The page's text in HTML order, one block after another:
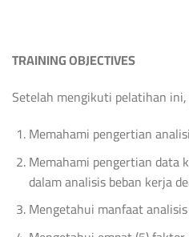
TRAINING
Setelah mengikuti pelatihan
Memahami pengertian
Memahami pengertian
dalam analisis beban kerja
Mengetahui manfaat